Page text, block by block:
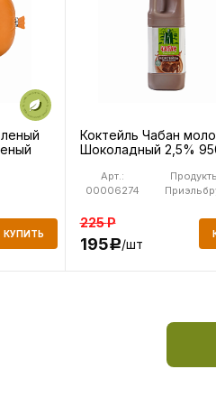
КУПИТЬ
Коктейль Чабан
Шоколадный 2,5%
Арт.:
00006274
225Р
195Р/шт